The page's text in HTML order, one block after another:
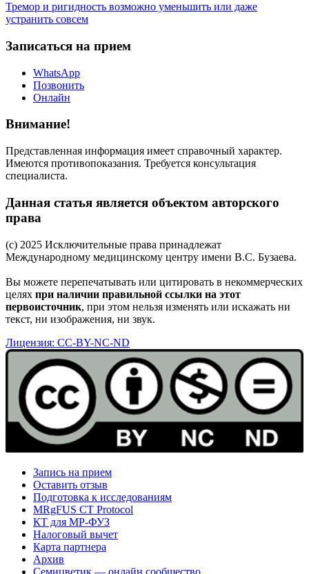
Тремор и ригидность возможно уменьшить или даже
устранить совсем
Записаться на прием
WhatsApp
Позвонить
Онлайн
Внимание!
Представленная информация имеет справочный характер.
Имеются противопоказания. Требуется консультация
специалиста.
Данная статья является объектом авторского
права
(c) 2025 Исключительные права принадлежат
Международному медицинскому центру имени В.С. Бузаева.
Вы можете перепечатывать или цитировать в некоммерческих
целях при наличии правильной ссылки на этот
первоисточник, при этом нельзя изменять или искажать ни
текст, ни изображения, ни звук.
Лицензия: CC-BY-NC-ND
Запись на прием
Оставить отзыв
Подготовка к исследованиям
MRgFUS CT Protocol
КТ для МР-ФУЗ
Налоговый вычет
Карта партнера
Архив